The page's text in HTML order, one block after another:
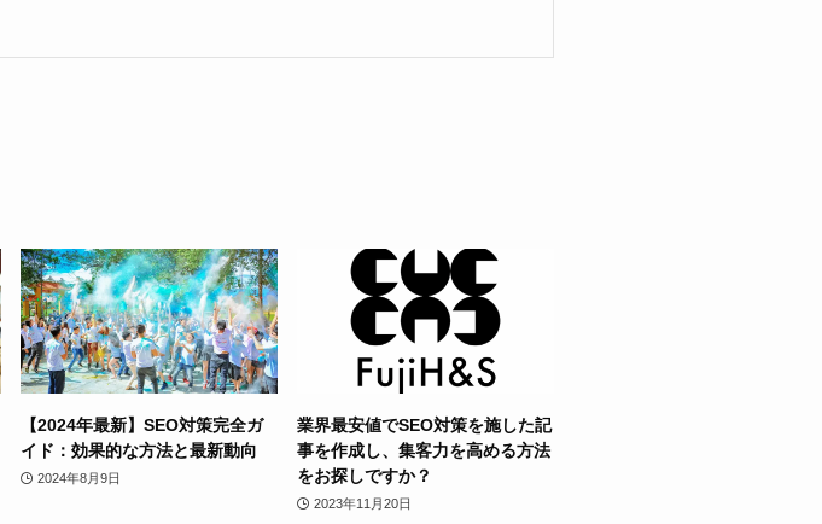
【2024年最新】SEO対策完全ガ
イド：効果的な方法と最新動向
2024年8月9日
業界最安値でSEO対策を施した記
事を作成し、集客力を高める方法
をお探しですか？
2023年11月20日